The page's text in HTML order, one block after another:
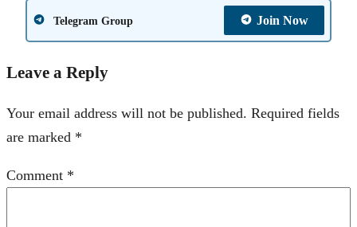
Telegram Group Join Now
Leave a Reply
Your email address will not be published. Required fields
are marked *
Comment *